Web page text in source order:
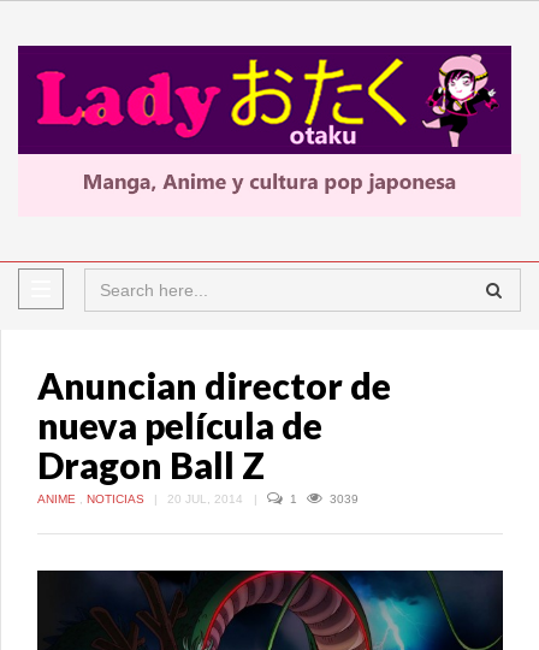
Anuncian director de
nueva película de
Dragon Ball Z
ANIME , NOTICIAS | 20 JUL, 2014 | 1 3039